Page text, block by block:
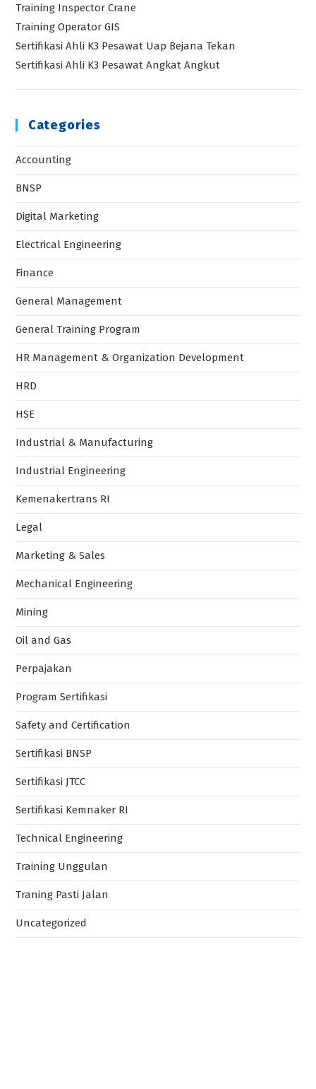
Training Inspector Crane
Training Operator GIS
Sertifikasi Ahli K3 Pesawat Uap Bejana Tekan
Sertifikasi Ahli K3 Pesawat Angkat Angkut
Categories
Accounting
BNSP
Digital Marketing
Electrical Engineering
Finance
General Management
General Training Program
HR Management & Organization Development
HRD
HSE
Industrial & Manufacturing
Industrial Engineering
Kemenakertrans RI
Legal
Marketing & Sales
Mechanical Engineering
Mining
Oil and Gas
Perpajakan
Program Sertifikasi
Safety and Certification
Sertifikasi BNSP
Sertifikasi JTCC
Sertifikasi Kemnaker RI
Technical Engineering
Training Unggulan
Traning Pasti Jalan
Uncategorized